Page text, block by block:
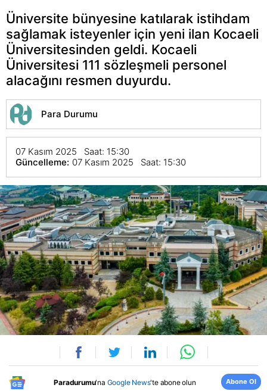
Üniversite bünyesine katılarak istihdam
sağlamak isteyenler için yeni ilan Kocaeli
Üniversitesinden geldi. Kocaeli
Üniversitesi 111 sözleşmeli personel
alacağını resmen duyurdu.
Para Durumu
07 Kasım 2025 Saat: 15:30
Güncelleme: 07 Kasım 2025 Saat: 15:30
Paradurumu'na Google News'te abone olun Abone Ol